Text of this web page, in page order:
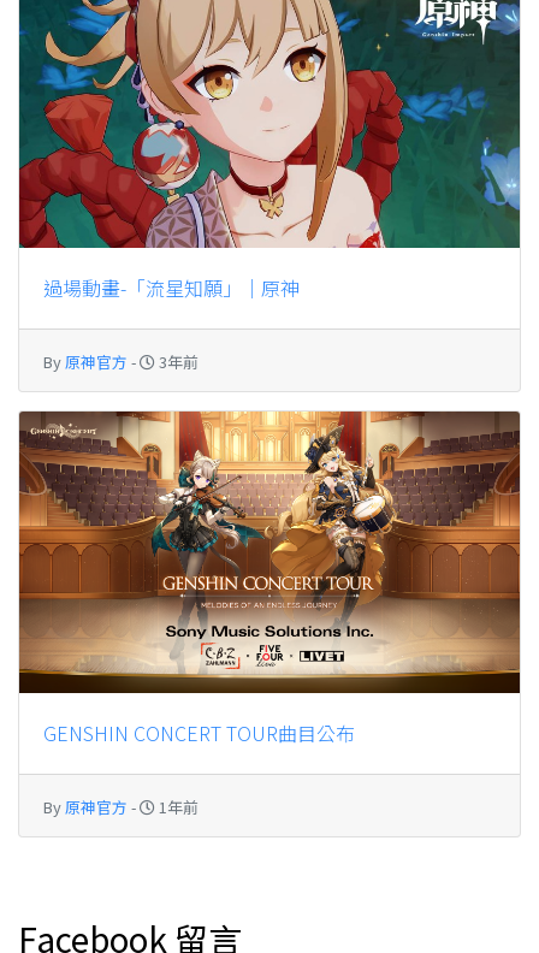
過場動畫-「流星知願」｜原神
By原神官方 - 3年前
GENSHIN CONCERT TOUR曲目公布
By原神官方 - 1年前
Facebook 留言